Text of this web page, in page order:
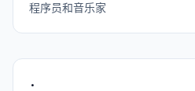
程序员和音乐家
.